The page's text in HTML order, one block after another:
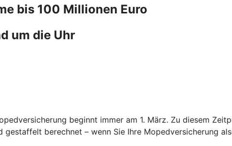
bis 100 Millionen Euro
um die Uhr
beginnt immer am 1. März. Zu diesem
gestaffelt berechnet – wenn Sie Ihre Mopedversicherung